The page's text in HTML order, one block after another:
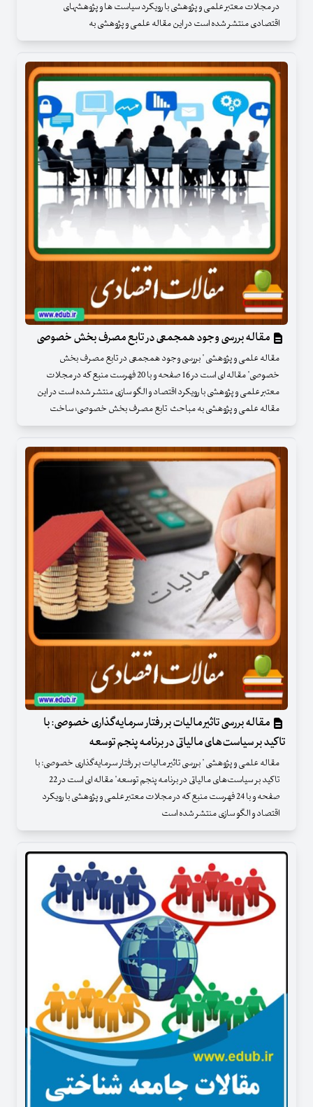
در مجلات معتبر علمی و پژوهشی با رویکرد سیاست ها و پژوهشهای
اقتصادی منتشر شده است در این مقاله علمی و پژوهشی به
مقاله بررسی وجود همجمعی در تابع مصرف بخش خصوصی
مقاله علمی و پژوهشی " بررسی وجود همجمعی در تابع مصرف بخش
خصوصی" مقاله ای است در 16 صفحه و با 20 فهرست منبع که در مجلات
معتبر علمی و پژوهشی با رویکرد اقتصاد و الگو سازی منتشر شده است در این
مقاله علمی و پژوهشی به مباحث تابع مصرف بخش خصوصی؛ ساخت
مقاله بررسی تاثیر مالیات بر رفتار سرمایه‌گذاری خصوصی: با
تاکید بر سیاست‌های مالیاتی در برنامه پنجم توسعه
مقاله علمی و پژوهشی " بررسی تاثیر مالیات بر رفتار سرمایه‌گذاری خصوصی: با
تاکید بر سیاست‌های مالیاتی در برنامه پنجم توسعه" مقاله ای است در 22
صفحه و با 24 فهرست منبع که در مجلات معتبر علمی و پژوهشی با رویکرد
اقتصاد و الگو سازی منتشر شده است